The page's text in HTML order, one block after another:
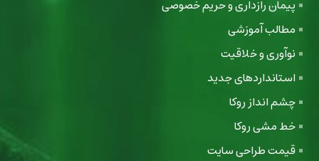
پیمان رازداری و حریم خصوصی
مطالب آموزشی
نوآوری و خلاقیت
استانداردهای جدید
چشم انداز روکا
خط مشی روکا
قیمت طراحی سایت